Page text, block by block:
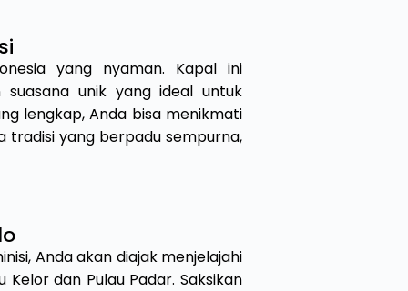
yang nyaman. Kapal ini
suasana unik yang ideal untuk
lengkap, Anda bisa menikmati
tradisi yang berpadu sempurna,
Anda akan diajak menjelajahi
dan Pulau Padar. Saksikan